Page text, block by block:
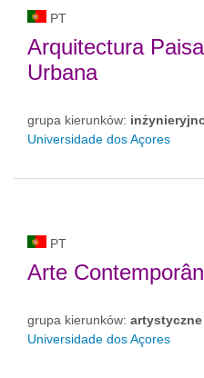
PT
Arquitectura
Urbana
grupa kierunków:
Universidade dos Açores
PT
Arte
grupa kierunków: artystyczne
Universidade dos Açores